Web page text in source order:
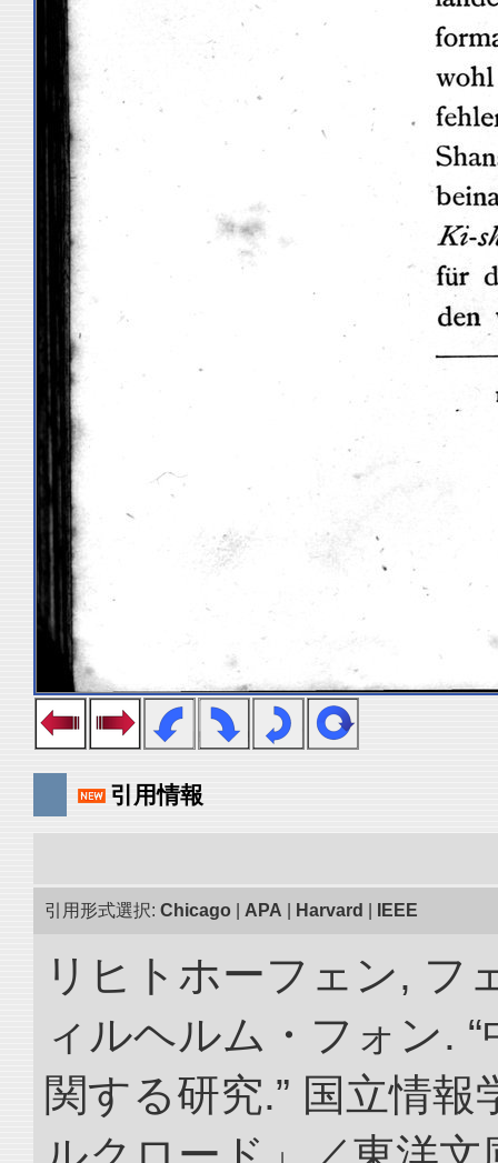
引用情報
引用形式選択: Chicago APA Harvard IEEE
リヒトホーフェン, フ
ィルヘルム・フォン.
関する研究.” 国立情